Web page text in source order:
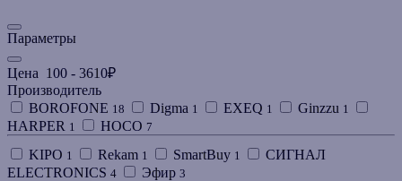
Параметры
Цена 100 - 3610₽
Производитель
BOROFONE 18 Digma 1 EXEQ 1 Ginzzu 1
HARPER 1 HOCO 7
KIPO 1 Rekam 1 SmartBuy 1
СИГНАЛ
ELECTRONICS 4 Эфир 3